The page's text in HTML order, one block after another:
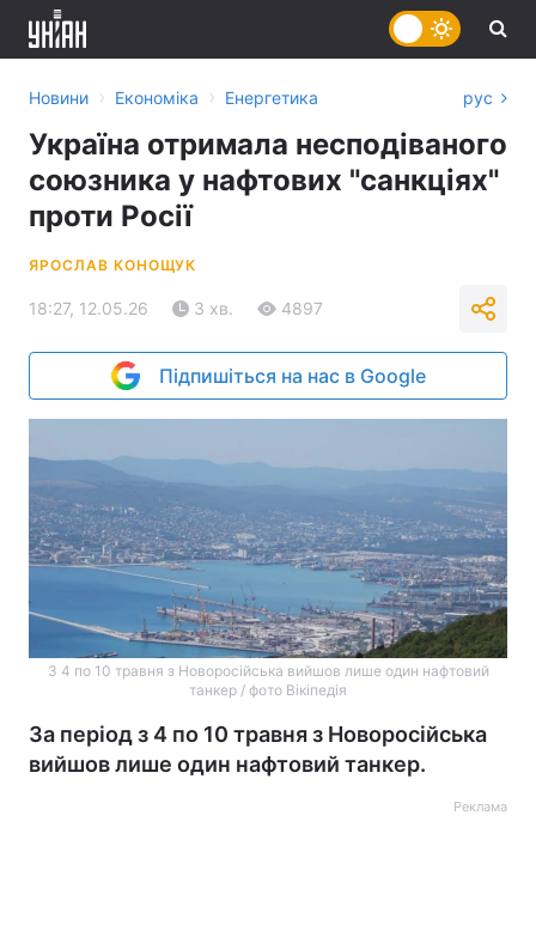
Новини › Економіка › Енергетика рус
Україна отримала несподіваного
союзника у нафтових "санкціях"
проти Росії
ЯРОСЛАВ КОНОЩУК
18:27, 12.05.26 3 хв. 4897
Підпишіться на нас в Google
З 4 по 10 травня з Новоросійська вийшов лише один нафтовий
танкер / фото Вікіпедія
За період з 4 по 10 травня з Новоросійська
вийшов лише один нафтовий танкер.
Реклама